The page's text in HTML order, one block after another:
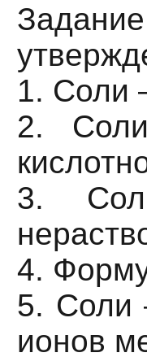
1. Соли
2.
3.
4.
5. Соли
ионов